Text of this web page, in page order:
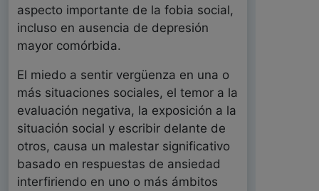
aspecto importante de la fobia social,
incluso en ausencia de depresión
mayor comórbida.
El miedo a sentir vergüenza en una o
más situaciones sociales, el temor a la
evaluación negativa, la exposición a la
situación social y escribir delante de
otros, causa un malestar significativo
basado en respuestas de ansiedad
interfiriendo en uno o más ámbitos